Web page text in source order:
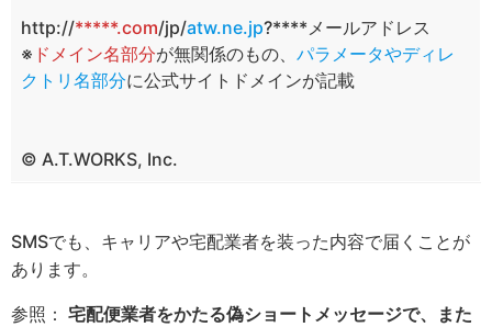
http://*****.com/jp/atw.ne.jp?****メールアドレス
※ ドメイン名部分が無関係のもの、 パラメータやディレ
クトリ名部分に公式サイトドメインが記載
© A.T.WORKS, Inc.
SMSでも、キャリアや宅配業者を装った内容で届くことが
あります。
参照： 宅配便業者をかたる偽ショートメッセージで、また